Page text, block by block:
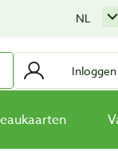
NL
Inloggen